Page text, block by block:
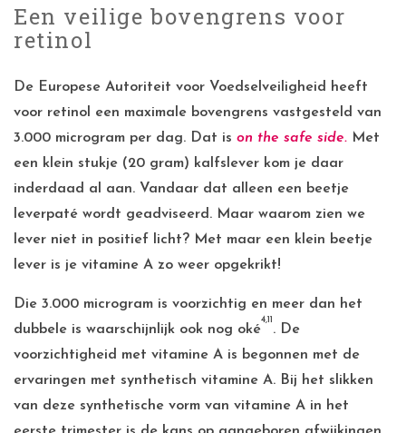
Een veilige bovengrens voor
retinol
De Europese Autoriteit voor Voedselveiligheid heeft
voor retinol een maximale bovengrens vastgesteld van
3.000 microgram per dag. Dat is on the safe side. Met
een klein stukje (20 gram) kalfslever kom je daar
inderdaad al aan. Vandaar dat alleen een beetje
leverpaté wordt geadviseerd. Maar waarom zien we
lever niet in positief licht? Met maar een klein beetje
lever is je vitamine A zo weer opgekrikt!
Die 3.000 microgram is voorzichtig en meer dan het
dubbele is waarschijnlijk ook nog oké
4,11
. De
voorzichtigheid met vitamine A is begonnen met de
ervaringen met synthetisch vitamine A. Bij het slikken
van deze synthetische vorm van vitamine A in het